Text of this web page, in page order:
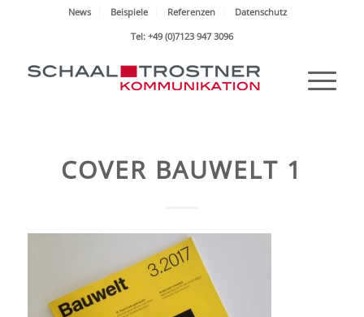
News Beispiele Referenzen
Datenschutz
Tel: +49 (0)7123 947 3096
COVER BAUWELT 1